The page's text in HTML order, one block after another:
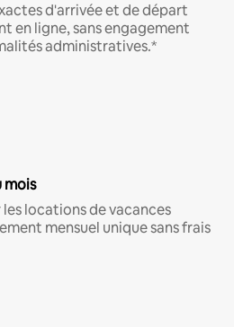
d'arrivée et de départ
en ligne, sans engagement
administratives.*
mois
locations de vacances
mensuel unique sans frais